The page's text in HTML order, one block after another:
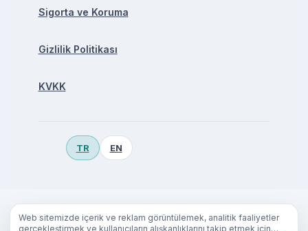
Sigorta ve Koruma
Gizlilik Politikası
KVKK
TR EN
Web sitemizde içerik ve reklam görüntülemek, analitik faaliyetler
gerçekleştirmek ve kullanıcıların alışkanlıklarını takip etmek için